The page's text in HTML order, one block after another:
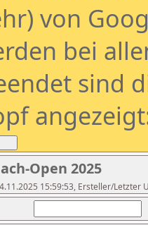
von
bei
sind
Open 2025
15:59:53, Ersteller/Letzter